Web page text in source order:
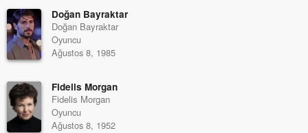
Doğan Bayraktar
Doğan Bayraktar
Oyuncu
Ağustos 8, 1985
Fidelis Morgan
Fidelis Morgan
Oyuncu
Ağustos 8, 1952